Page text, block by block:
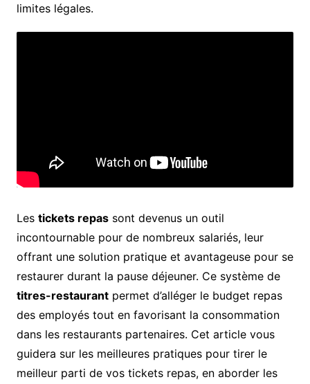
limites légales.
Les tickets repassont devenus un outil
incontournable pour de nombreux salariés, leur
offrant une solution pratique et avantageuse pour se
restaurer durant la pause déjeuner. Ce système de
titres-restaurantpermet d’alléger le budget repas
des employés tout en favorisant la consommation
dans les restaurants partenaires. Cet article vous
guidera sur les meilleures pratiques pour tirer le
meilleur parti de vos tickets repas, en aborder les